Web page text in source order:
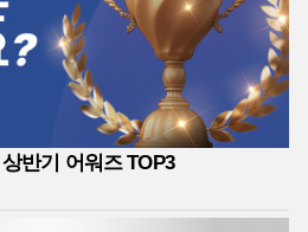
반기 어워즈 TOP3